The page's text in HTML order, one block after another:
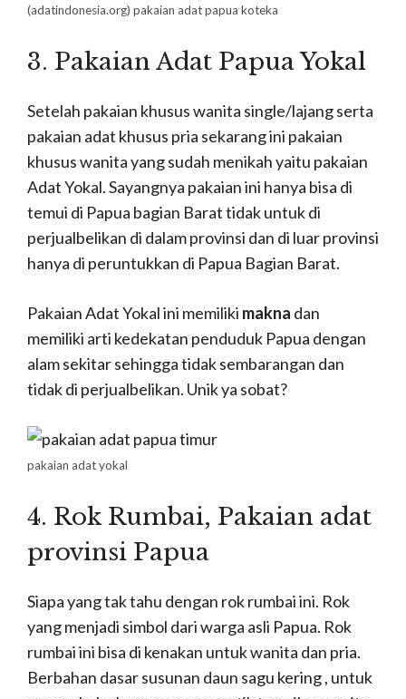
(adatindonesia.org) pakaian adat papua koteka
3. Pakaian Adat Papua Yokal
Setelah pakaian khusus wanita single/lajang serta
pakaian adat khusus pria sekarang ini pakaian
khusus wanita yang sudah menikah yaitu pakaian
Adat Yokal. Sayangnya pakaian ini hanya bisa di
temui di Papua bagian Barat tidak untuk di
perjualbelikan di dalam provinsi dan di luar provinsi
hanya di peruntukkan di Papua Bagian Barat.
Pakaian Adat Yokal ini memiliki makna dan
memiliki arti kedekatan penduduk Papua dengan
alam sekitar sehingga tidak sembarangan dan
tidak di perjualbelikan. Unik ya sobat?
pakaian adat yokal
4. Rok Rumbai, Pakaian adat
provinsi Papua
Siapa yang tak tahu dengan rok rumbai ini. Rok
yang menjadi simbol dari warga asli Papua. Rok
rumbai ini bisa di kenakan untuk wanita dan pria.
Berbahan dasar susunan daun sagu kering , untuk